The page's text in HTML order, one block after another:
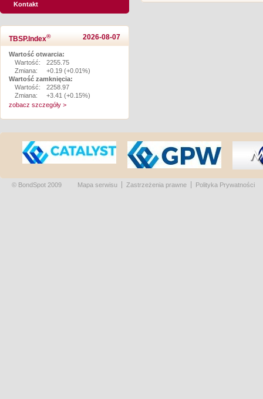
Kontakt
TBSP.Index® 2026-08-07
Wartość otwarcia:
Wartość:
2255.75
Zmiana:
+0.19 (+0.01%)
Wartość zamknięcia:
Wartość:
2258.97
Zmiana:
+3.41 (+0.15%)
zobacz szczegóły >
© BondSpot 2009 Mapa serwisu Zastrzeżenia prawne Polityka Prywatności